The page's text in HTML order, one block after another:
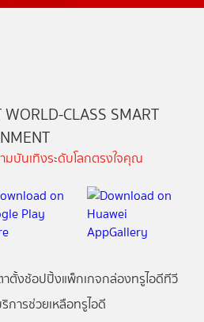
WORLD-CLASS SMART
บันเทิงระดับโลกตรงใจคุณ
ตั้งช้อปปิ้งแพ็กเกจกล่องทรูไอดีทีวี
การช่วยเหลือทรูไอดี